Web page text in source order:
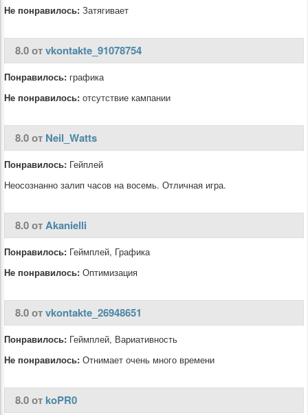
Не понравилось: Затягивает
8.0 отvkontakte_91078754
Понравилось: графика
Не понравилось: отсутствие кампании
8.0 от Neil_Watts
Понравилось: Гейплей
Неосознанно залип часов на восемь. Отличная игра.
8.0 отAkanielli
Понравилось: Геймплей, Графика
Не понравилось: Оптимизация
8.0 отvkontakte_26948651
Понравилось: Геймплей, Вариативность
Не понравилось: Отнимает очень много времени
8.0 от koPR0